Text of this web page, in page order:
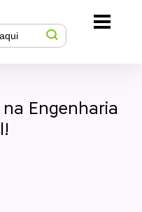
Engenharia